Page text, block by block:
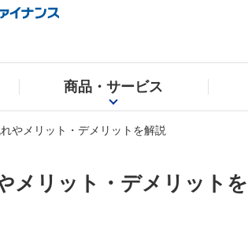
商品・サービス
やメリット・デメリットを解説
メリット・デメリットを